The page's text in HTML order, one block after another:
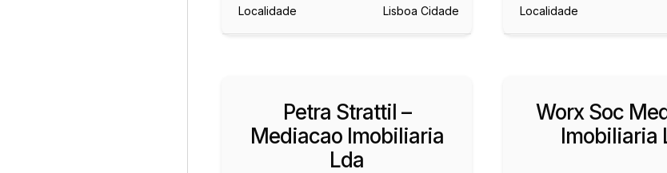
Localidade Lisboa Cidade Localidade
Petra Strattil –
Mediacao Imobiliaria
Lda
Worx Soc
Imobiliaria